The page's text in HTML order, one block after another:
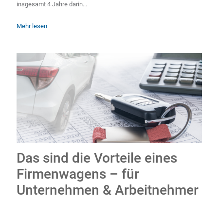
insgesamt 4 Jahre darin...
Mehr lesen
Das sind die Vorteile eines
Firmenwagens – für
Unternehmen & Arbeitnehmer